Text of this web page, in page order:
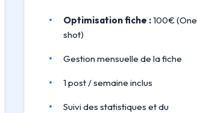
Optimisation fiche :100€ (One
shot)
Gestion mensuelle de la fiche
1 post / semaine inclus
Suivi des statistiques et du